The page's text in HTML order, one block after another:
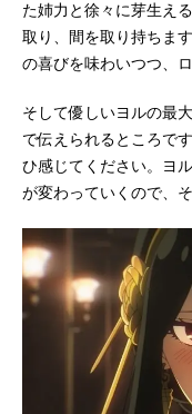
た姉力と徐々に芽生え
取り、間を取り持ちま
の喜びを味わいつつ、
そして優しいヨルの最
で伝えられるところで
ひ感じてください。ヨ
が変わっていくので、